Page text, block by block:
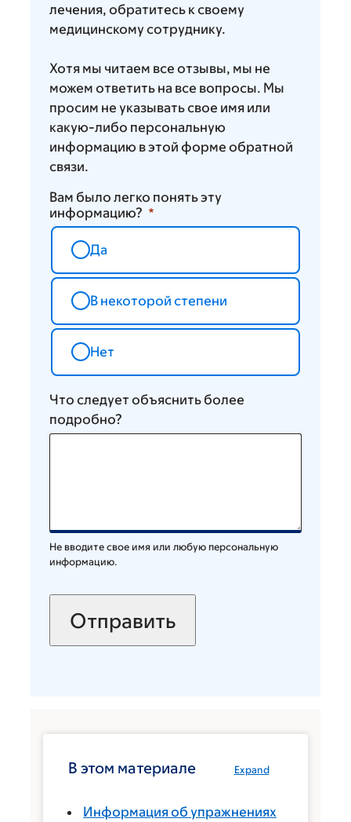
лечения, обратитесь к своему
медицинскому сотруднику.
Хотя мы читаем все отзывы, мы не
можем ответить на все вопросы. Мы
просим не указывать свое имя или
какую-либо персональную
информацию в этой форме обратной
связи.
Вам было легко понять эту
информацию?
Да
В некоторой степени
Нет
Что следует объяснить более
подробно?
Не вводите свое имя или любую персональную
информацию.
Expand
В этом материале
Информация об упражнениях